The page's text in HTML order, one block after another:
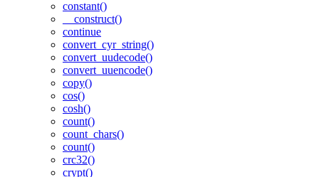
constant()
__construct()
continue
convert_cyr_string()
convert_uudecode()
convert_uuencode()
copy()
cos()
cosh()
count()
count_chars()
count()
crc32()
crypt()